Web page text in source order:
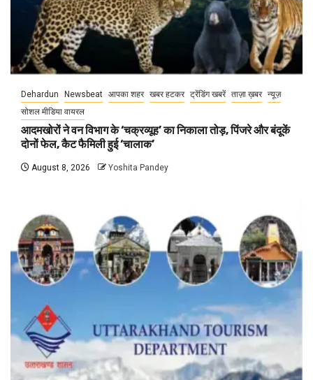
Dehardun Newsbeat आपका शहर खबर हटकर ट्रेंडिंग खबरें ताज़ा ख़बर न्यूज़
सोशल मीडिया वायरल
आदमखोरों ने वन विभाग के ‘चक्रव्यूह’ का निकाला तोड़, पिंजरे और बंदूकें
दोनों फेल, कैट फैमिली हुई ‘चालाक’
August 8, 2026 Yoshita Pandey